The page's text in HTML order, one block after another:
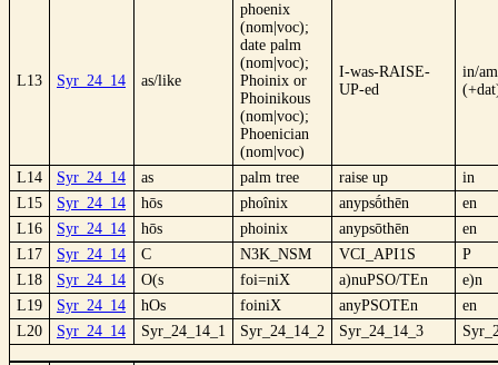
L13 Syr_24_14 as/like
phoenix
(nom|voc);
date palm
(nom|voc);
Phoinix or
Phoinikous
(nom|voc);
Phoenician
(nom|voc)
I-was-RAISE-
UP-ed
in/
L14 Syr_24_14 as palm tree raise up
in
L15
Syr_24_14 hōs phoînix anypsṓthēn
en
L16
Syr_24_14 hōs phoinix anypsōthēn
en
L17
Syr_24_14 C N3K_NSM VCI_API1S
P
L18
Syr_24_14 O(s foi=niX a)nuPSO/TEn
e)n
L19
Syr_24_14 hOs foiniX anyPSOTEn
en
L20
Syr_24_14 Syr_24_14_1 Syr_24_14_2 Syr_24_14_3